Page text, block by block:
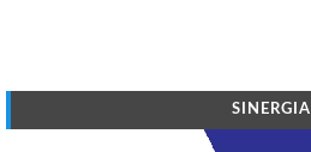
SINERGIA